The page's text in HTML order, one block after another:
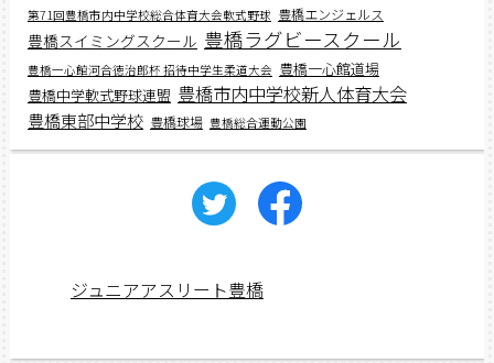
第71回豊橋市内中学校総合体育大会軟式野球 豊橋エンジェルス
豊橋スイミングスクール 豊橋ラグビースクール
豊橋一心館河合徳治郎杯 招待中学生柔道大会 豊橋一心館道場
豊橋中学軟式野球連盟 豊橋市内中学校新人体育大会
豊橋東部中学校 豊橋球場 豊橋総合運動公園
ジュニアアスリート豊橋